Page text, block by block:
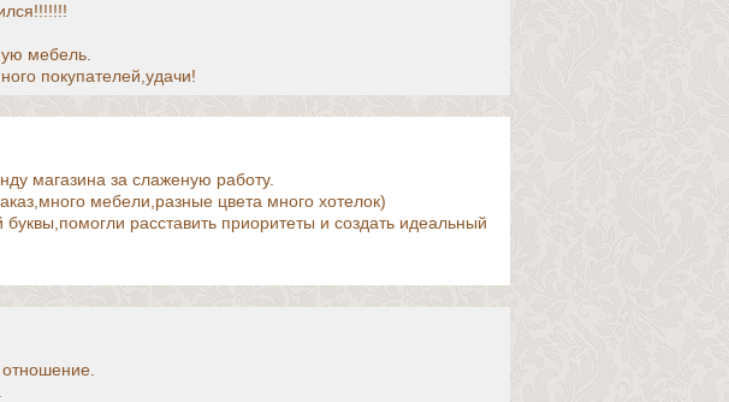
мебель.
покупателей,удачи!
магазина за слаженую работу.
мебели,разные цвета много хотелок)
расставить приоритеты и создать идеальный